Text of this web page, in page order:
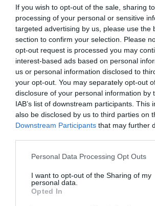
If you wish to opt-out of the sale, sharing
processing of your personal or sensitive
targeted advertising by us, please use the
section to confirm your selection. Please
opt-out request is processed you may
interest-based ads based on personal
us or personal information disclosed to
your opt-out. You may separately opt-out
disclosure of your personal information by
IAB’s list of downstream participants. This
also be disclosed by us to third parties on
Downstream Participants that may further
Personal Data Processing Opt Outs
I want to opt-out of the Sharing of my
personal data.
Opted In
Τένφιορντ
ΜΟΥΣΙΚΗ / ΜΟΥΣΙΚΑ ΝΕΑ
Madrugada προς
τους φίλους τους
στην Ελλάδα!
ΜΟΥΣΙΚΗ